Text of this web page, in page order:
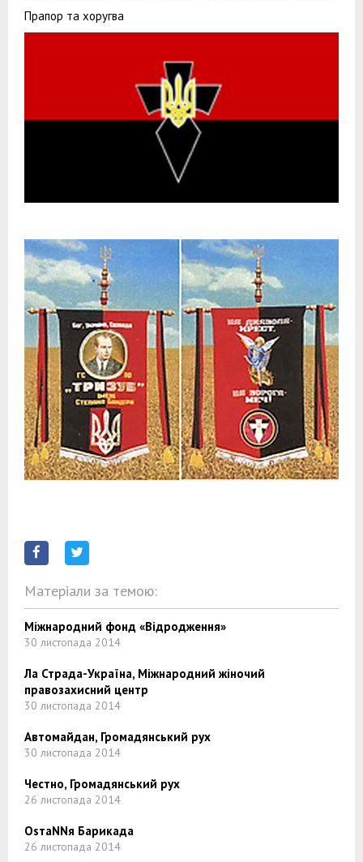
Прапор та хоругва
Матеріали за темою:
Міжнародний фонд «Відродження»
30 листопада 2014
Ла Страда-Україна, Міжнародний жіночий
правозахисний центр
30 листопада 2014
Автомайдан, Громадянський рух
30 листопада 2014
Честно, Громадянський рух
26 листопада 2014
ОsтаNNя Барикада
26 листопада 2014